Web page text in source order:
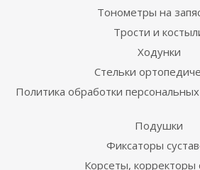
Тонометры на
Трости и
Ходунки
Стельки
Политика обработки
Подушки
Фиксаторы
Корсеты, корректоры